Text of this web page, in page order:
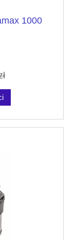
1000